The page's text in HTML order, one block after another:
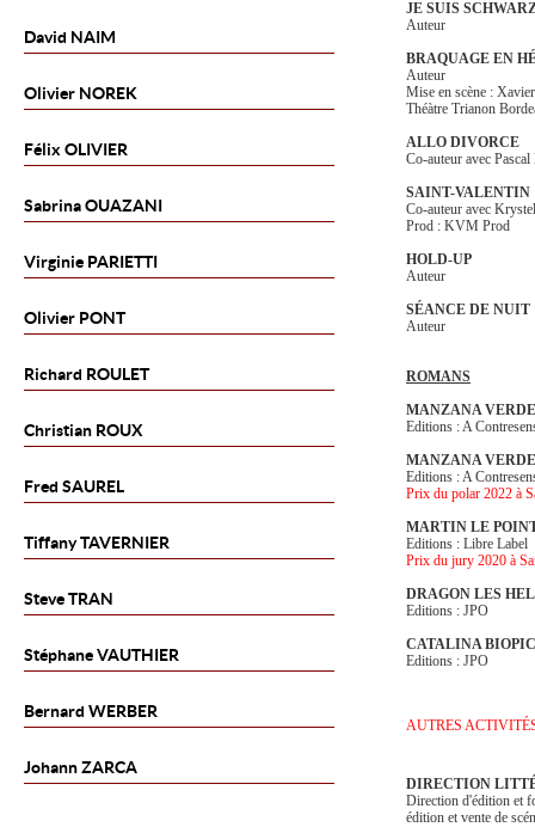
David NAIM
Olivier NOREK
Félix OLIVIER
SabrinaOUAZANI
Virginie PARIETTI
Olivier PONT
Richard ROULET
Christian ROUX
Fred SAUREL
TiffanyTAVERNIER
SteveTRAN
StéphaneVAUTHIER
Bernard WERBER
JohannZARCA
JE SUIS
Auteur
BRAQUAGE EN
Auteur
Mise en scène :
Théàtre Trianon
ALLO DIVORCE
Co-auteur avec
SAINT-VALENTIN
Co-auteur avec
Prod : KVM Prod
HOLD-UP
Auteur
SÉANCE DE NUIT
Auteur
ROMANS
MANZANA
Editions : A
MANZANA
Editions : A
Prix du polar 2022 à
MARTIN LE
Editions : Libre Label
Prix du jury 2020 à
DRAGON LES
Editions : JPO
CATALINA BIOPIC
Editions : JPO
AUTRES
DIRECTION
Direction d'édition et
édition et vente de